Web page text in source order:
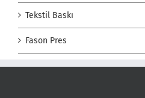
Tekstil Baskı
Fason Pres